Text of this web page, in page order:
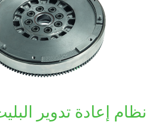
نظام إعادة تدوير